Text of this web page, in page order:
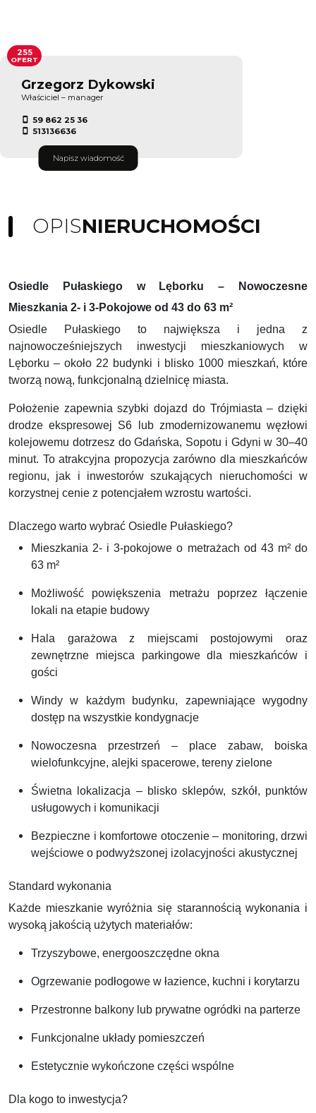
Grzegorz Dykowski
Właściciel – manager
59 862 25 36
513136636
Napisz wiadomość
255
OFERT
OPISNIERUCHOMOŚCI
Osiedle Pułaskiego w Lęborku – Nowoczesne
Mieszkania 2- i 3-Pokojowe od 43 do 63 m²
Osiedle Pułaskiego to największa i jedna z
najnowocześniejszych inwestycji mieszkaniowych w
Lęborku – około 22 budynki i blisko 1000 mieszkań, które
tworzą nową, funkcjonalną dzielnicę miasta.
Położenie zapewnia szybki dojazd do Trójmiasta – dzięki
drodze ekspresowej S6 lub zmodernizowanemu węzłowi
kolejowemu dotrzesz do Gdańska, Sopotu i Gdyni w 30–40
minut. To atrakcyjna propozycja zarówno dla mieszkańców
regionu, jak i inwestorów szukających nieruchomości w
korzystnej cenie z potencjałem wzrostu wartości.
Dlaczego warto wybrać Osiedle Pułaskiego?
Mieszkania 2- i 3-pokojowe o metrażach od 43 m² do
63 m²
Możliwość powiększenia metrażu poprzez łączenie
lokali na etapie budowy
Hala garażowa z miejscami postojowymi oraz
zewnętrzne miejsca parkingowe dla mieszkańców i
gości
Windy w każdym budynku, zapewniające wygodny
dostęp na wszystkie kondygnacje
Nowoczesna przestrzeń – place zabaw, boiska
wielofunkcyjne, alejki spacerowe, tereny zielone
Świetna lokalizacja – blisko sklepów, szkół, punktów
usługowych i komunikacji
Bezpieczne i komfortowe otoczenie – monitoring, drzwi
wejściowe o podwyższonej izolacyjności akustycznej
Standard wykonania
Każde mieszkanie wyróżnia się starannością wykonania i
wysoką jakością użytych materiałów:
Trzyszybowe, energooszczędne okna
Ogrzewanie podłogowe w łazience, kuchni i korytarzu
Przestronne balkony lub prywatne ogródki na parterze
Funkcjonalne układy pomieszczeń
Estetycznie wykończone części wspólne
Dla kogo to inwestycja?